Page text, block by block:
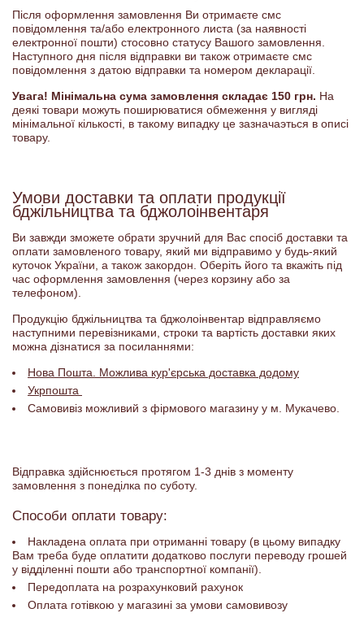
Після оформлення замовлення Ви отримаєте смс
повідомлення та/або електронного листа (за наявності
електронної пошти) стосовно статусу Вашого замовлення.
Наступного дня після відправки ви також отримаєте смс
повідомлення з датою відправки та номером декларації.
Увага! Мінімальна сума замовлення складає 150 грн. На
деякі товари можуть поширюватися обмеження у вигляді
мінімальної кількості, в такому випадку це зазначаэться в описі
товару.
Умови доставки та оплати продукції
бджільництва та бджолоінвентаря
Ви завжди зможете обрати зручний для Вас спосіб доставки та
оплати замовленого товару, який ми відправимо у будь-який
куточок України, а також закордон. Оберіть його та вкажіть під
час оформлення замовлення (через корзину або за
телефоном).
Продукцію бджільництва та бджолоінвентар відправляємо
наступними перевізниками, строки та вартість доставки яких
можна дізнатися за посиланнями:
Нова Пошта. Можлива кур'єрська доставка додому
Укрпошта
Самовивіз можливий з фірмового магазину у м. Мукачево.
Відправка здійснюється протягом 1-3 днів з моменту
замовлення з понеділка по суботу.
Способи оплати товару:
Накладена оплата при отриманні товару (в цьому випадку
Вам треба буде оплатити додатково послуги переводу грошей
у відділенні пошти або транспортної компанії).
Передоплата на розрахунковий рахунок
Оплата готівкою у магазині за умови самовивозу